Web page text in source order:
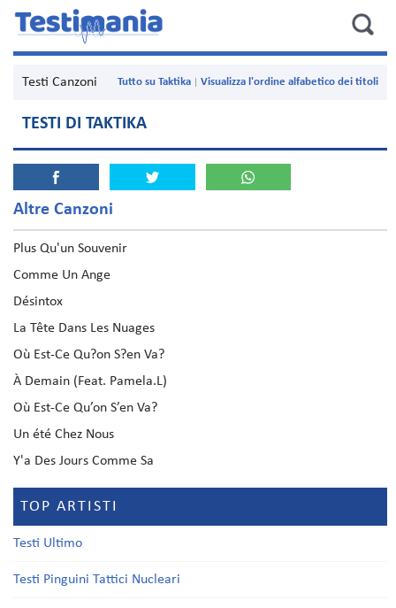
Testi Canzoni Visualizza l'ordine alfabetico dei titoli
Tutto su Taktika
TESTI DI TAKTIKA
Altre Canzoni
Plus Qu'un Souvenir
Comme Un Ange
Désintox
La Tête Dans Les Nuages
Où Est-Ce Qu?on S?en Va?
À Demain (Feat. Pamela.L)
Où Est-Ce Qu’on S’en Va?
Un été Chez Nous
Y'a Des Jours Comme Sa
TOP ARTISTI
Testi Ultimo
Testi Pinguini Tattici Nucleari